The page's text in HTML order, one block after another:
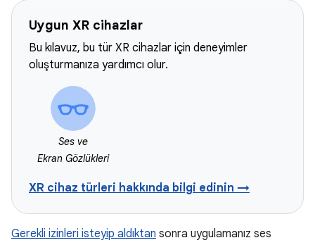
Uygun XR cihazlar
Bu kılavuz, bu tür XR cihazlar için deneyimler
oluşturmanıza yardımcı olur.
Ses ve
Ekran Gözlükleri
XR cihaz türleri hakkında bilgi edinin →
Gerekli izinleri isteyip aldıktan sonra uygulamanız ses